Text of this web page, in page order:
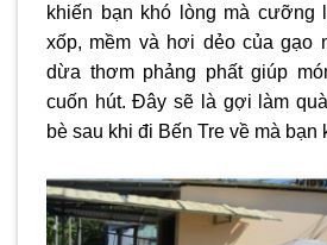
khiến bạn khó lòng mà cưỡng
xốp, mềm và hơi dẻo của gạo
dừa thơm phảng phất giúp
cuốn hút. Đây sẽ là gợi làm
bè sau khi đi Bến Tre về mà bạn